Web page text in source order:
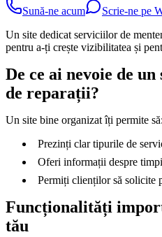
Sună-ne acum
Scrie-ne pe
Un site dedicat serviciilor de
pentru a-ți crește vizibilitatea și
De ce ai nevoie de
de reparații?
Un site bine organizat îți permite să:
Prezinți clar tipurile de
Oferi informații despre
Permiți clienților să solicite
Funcționalități
tău